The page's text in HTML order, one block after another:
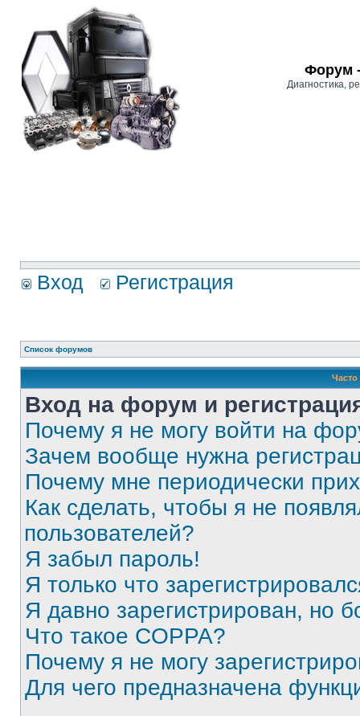
Форум -
Диагностика,
Вход Регистрация
Список форумов
Вход на форум и
Почему я не могу войти на
Зачем вообще нужна
Почему мне периодически
Как сделать, чтобы я не
пользователей?
Я забыл пароль!
Я только что
Я давно зарегистрирован, но
Что такое COPPA?
Почему я не могу
Для чего предназначена